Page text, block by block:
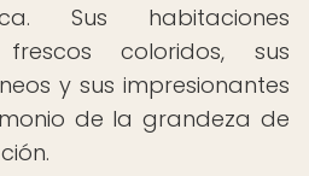
Sus habitaciones
coloridos, sus
y sus impresionantes
de la grandeza de